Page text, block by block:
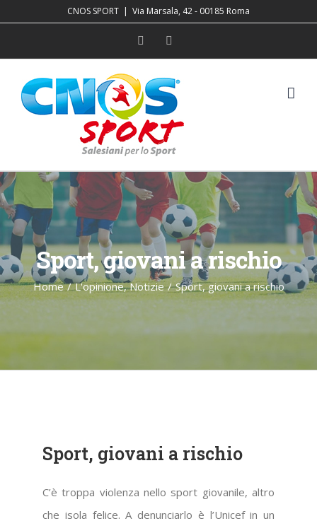
contenuto
CNOS SPORT | Via Marsala, 42 - 00185 Roma
Facebook
Sport, giovani a rischio
Home / L'opinione,Notizie / Sport, giovani a rischio
Sport, giovani a rischio
C’è troppa violenza nello sport giovanile, altro
che isola felice. A denunciarlo è l’Unicef in un